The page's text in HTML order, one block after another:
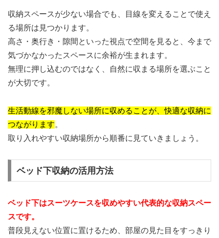
収納スペースが少ない場合でも、目線を変えることで使え
る場所は見つかります。
高さ・奥行き・隙間といった視点で空間を見ると、今まで
気づかなかったスペースに余裕が生まれます。
無理に押し込むのではなく、自然に収まる場所を選ぶこと
が大切です。
生活動線を邪魔しない場所に収めることが、快適な収納に
つながります。
取り入れやすい収納場所から順番に見ていきましょう。
ベッド下収納の活用方法
ベッド下はスーツケースを収めやすい代表的な収納スペー
スです。
普段見えない位置に置けるため、部屋の見た目をすっきり